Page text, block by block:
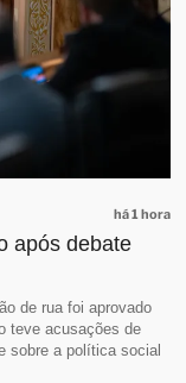
há 1 hora
após debate
de rua foi aprovado
teve acusações de
sobre a política social